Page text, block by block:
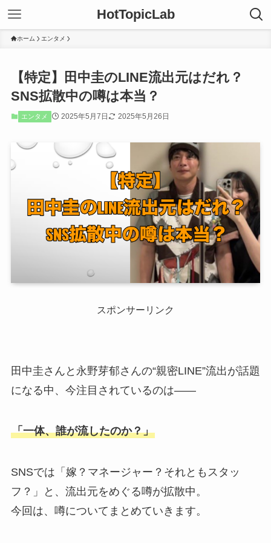
HotTopicLab
ホーム エンタメ
【特定】田中圭のLINE流出元はだれ？
SNS拡散中の噂は本当？
エンタメ 2025年5月7日 2025年5月26日
スポンサーリンク
田中圭さんと永野芽郁さんの“親密LINE”流出が話題
になる中、今注目されているのは――
「一体、誰が流したのか？」
SNSでは「嫁？マネージャー？それともスタッ
フ？」と、流出元をめぐる噂が拡散中。
今回は、噂についてまとめていきます。